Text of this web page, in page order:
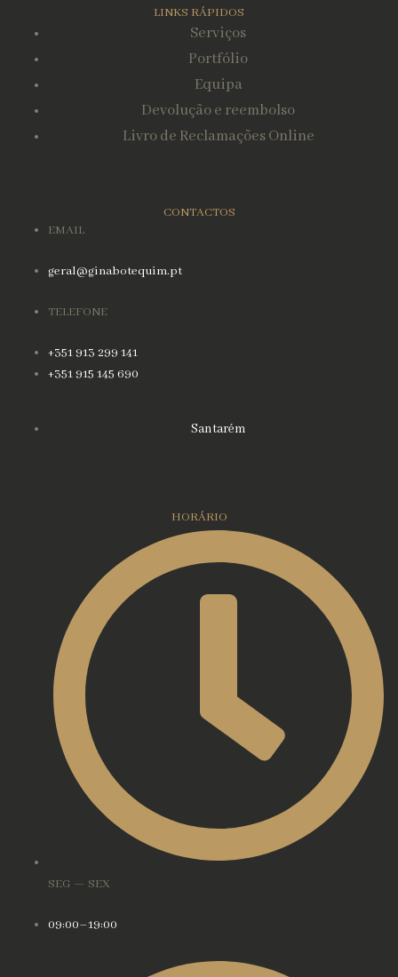
LINKS RÁPIDOS
Serviços
Portfólio
Equipa
Devolução e reembolso
Livro de Reclamações Online
CONTACTOS
EMAIL
geral@ginabotequim.pt
TELEFONE
+351 913 299 141
+351 915 145 690
Santarém
HORÁRIO
SEG — SEX
09:00–19:00